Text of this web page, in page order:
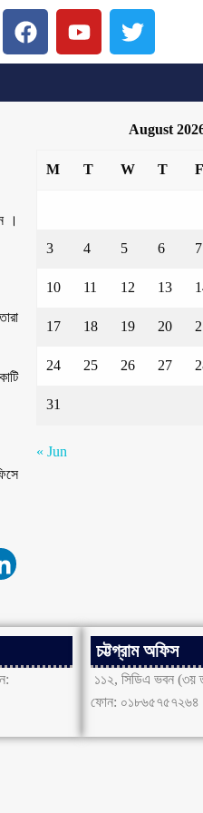
।
August
M T W T F
3 4 5 6 7
10 11 12 13
17 18 19 20
24 25 26 27
31
« Jun
চট্টগ্রাম অফিস
১১২, সিডিএ ভবন (৩য়
ফোন: ০১৮৬৫৭৫৭২৬৪